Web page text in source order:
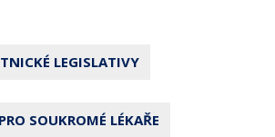
LEGISLATIVY
SOUKROMÉ LÉKAŘE